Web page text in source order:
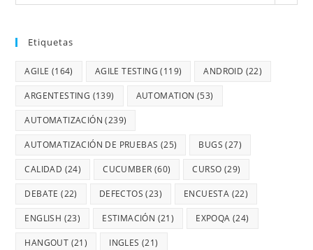
Etiquetas
AGILE (164) AGILE TESTING (119) ANDROID (22)
ARGENTESTING (139) AUTOMATION (53)
AUTOMATIZACIÓN (239)
AUTOMATIZACIÓN DE PRUEBAS (25) BUGS (27)
CALIDAD (24) CUCUMBER (60) CURSO (29)
DEBATE (22) DEFECTOS (23) ENCUESTA (22)
ENGLISH (23) ESTIMACIÓN (21) EXPOQA (24)
HANGOUT (21) INGLES (21)